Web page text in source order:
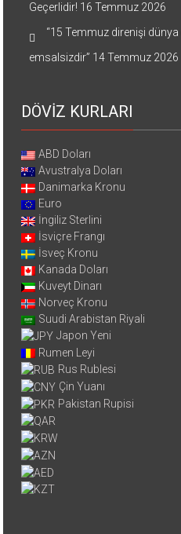
Geçerlidir! 16 Temmuz 2026
“15 Temmuz direnişi
emsalsizdir” 14 Temmuz 2026
DÖVİZ KURLARI
ABD Doları
Avustralya Doları
Danimarka Kronu
Euro
İngiliz Sterlini
İsviçre Frangı
İsveç Kronu
Kanada Doları
Kuveyt Dinarı
Norveç Kronu
Suudi Arabistan Riyali
Japon Yeni
Rumen Leyi
Rus Rublesi
Çin Yuanı
Pakistan Rupisi